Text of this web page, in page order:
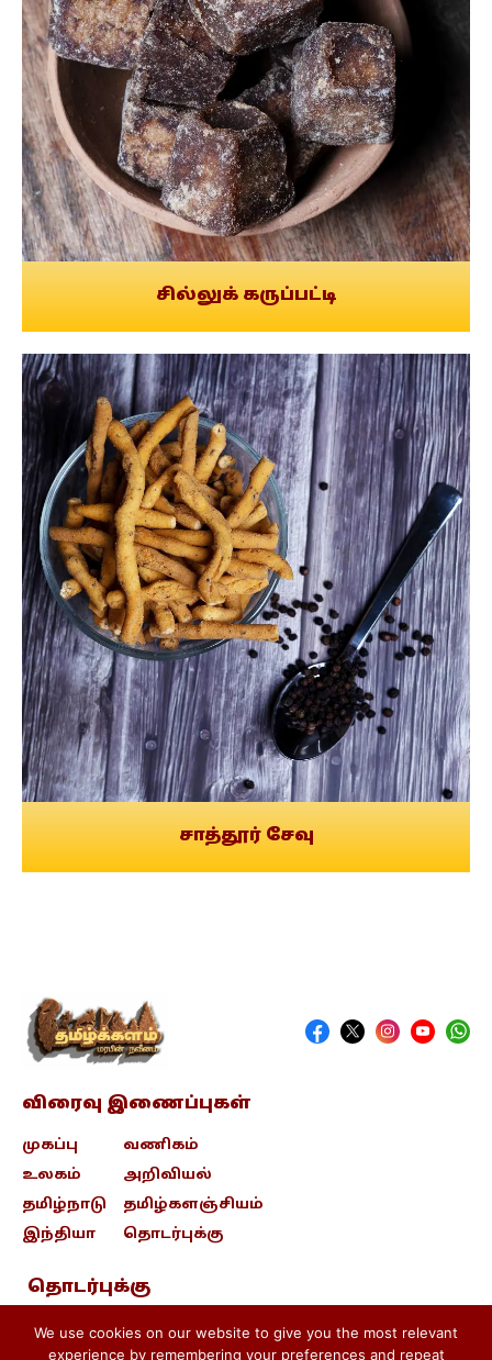
சில்லுக் கருப்பட்டி
சாத்தூர் சேவு
விரைவு இணைப்புகள்
முகப்பு
உலகம்
தமிழ்நாடு
இந்தியா
வணிகம்
அறிவியல்
தமிழ்களஞ்சியம்
தொடர்புக்கு
தொடர்புக்கு
contact@tamizhkalam.com
We use cookies on our website to give you the most relevant
experience by remembering your preferences and repeat